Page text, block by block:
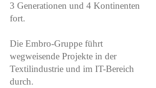
3 Generationen und 4 Kontinenten
fort.
Die Embro-Gruppe führt
wegweisende Projekte in der
Textilindustrie und im IT-Bereich
durch.